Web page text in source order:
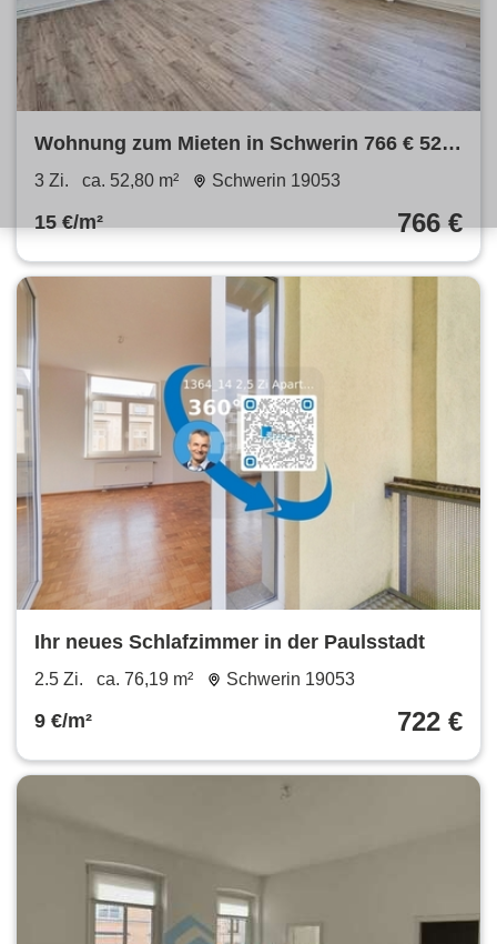
Wohnung zum Mieten in Schwerin 766 € 52.8
m²
3 Zi. ca. 52,80 m² Schwerin 19053
15 €/m² 766 €
Ihr neues Schlafzimmer in der Paulsstadt
2.5 Zi. ca. 76,19 m² Schwerin 19053
9 €/m² 722 €